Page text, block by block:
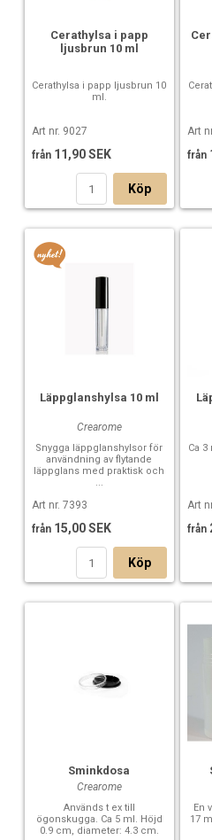
Cerathylsa i papp
ljusbrun 10 ml
Cerathylsa i papp ljusbrun 10
ml.
Art nr. 9027
från 11,90 SEK
Köp
Art
från
Läppglanshylsa 10 ml
Crearome
Snygga läppglanshylsor för
användning av flytande
läppglans med praktisk och
...
Art nr. 7393
från 15,00 SEK
Köp
Ca
Art
från
Sminkdosa
Crearome
Används t ex till
ögonskugga. Ca 5 ml. Höjd
0.9 cm, diameter: 4.3 cm.
En
17